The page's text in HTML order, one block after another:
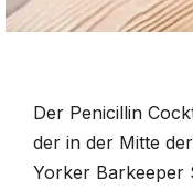
Der Penicillin
der in der Mitte
Yorker Barkeeper